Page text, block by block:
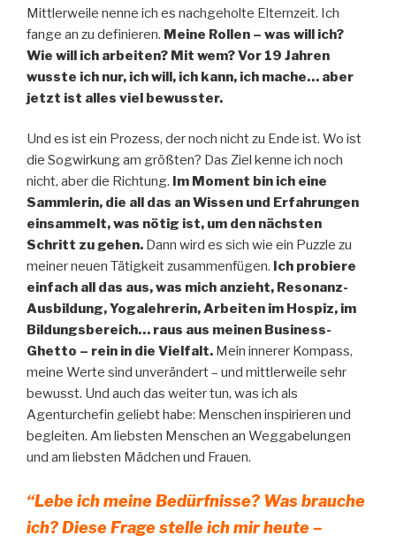
Mittlerweile nenne ich es nachgeholte Elternzeit. Ich
fange an zu definieren. Meine Rollen – was will ich?
Wie will ich arbeiten? Mit wem? Vor 19 Jahren
wusste ich nur, ich will, ich kann, ich mache… aber
jetzt ist alles viel bewusster.
Und es ist ein Prozess, der noch nicht zu Ende ist. Wo ist
die Sogwirkung am größten? Das Ziel kenne ich noch
nicht, aber die Richtung. Im Moment bin ich eine
Sammlerin, die all das an Wissen und Erfahrungen
einsammelt, was nötig ist, um den nächsten
Schritt zu gehen. Dann wird es sich wie ein Puzzle zu
meiner neuen Tätigkeit zusammenfügen. Ich probiere
einfach all das aus, was mich anzieht, Resonanz-
Ausbildung, Yogalehrerin, Arbeiten im Hospiz, im
Bildungsbereich… raus aus meinen Business-
Ghetto – rein in die Vielfalt. Mein innerer Kompass,
meine Werte sind unverändert – und mittlerweile sehr
bewusst. Und auch das weiter tun, was ich als
Agenturchefin geliebt habe: Menschen inspirieren und
begleiten. Am liebsten Menschen an Weggabelungen
und am liebsten Mädchen und Frauen.
“Lebe ich meine Bedürfnisse? Was brauche
ich? Diese Frage stelle ich mir heute –